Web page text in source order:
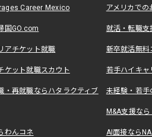
Career Mexico アメリカで
国GO.com 就活・転職
アチケット就職 新卒就活無料
ケット就職スカウト 若手ハイキ
・再就職ならハタラクティブ 未経験・若手
M&A支援な
わんコネ AI面接なら